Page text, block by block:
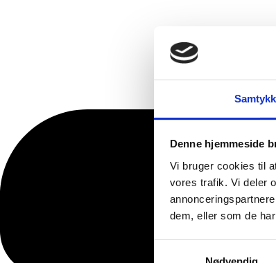
Denne hjemmeside
Vi bruger cookies til
vores trafik. Vi deler
dem, eller som de